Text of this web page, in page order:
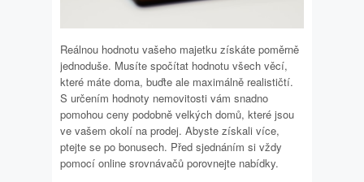
Reálnou hodnotu vašeho majetku získáte poměrně
jednoduše. Musíte spočítat hodnotu všech věcí,
které máte doma, buďte ale maximálně realističtí.
S určením hodnoty nemovitosti vám snadno
pomohou ceny podobně velkých domů, které jsou
ve vašem okolí na prodej. Abyste získali více,
ptejte se po bonusech. Před sjednáním si vždy
pomocí online srovnávačů porovnejte nabídky.